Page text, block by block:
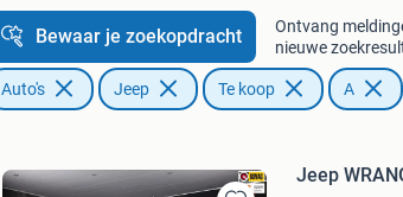
Bewaar je zoekopdracht
Ontvang
nieuwe
Auto's Jeep Te koop A
Jeep